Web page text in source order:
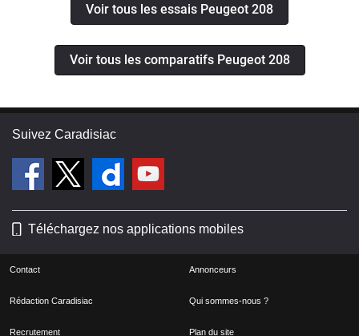
Voir tous les essais Peugeot 208
Voir tous les comparatifs Peugeot 208
Suivez Caradisiac
Téléchargez nos applications mobiles
Contact Annonceurs
Rédaction Caradisiac Qui sommes-nous ?
Recrutement Plan du site